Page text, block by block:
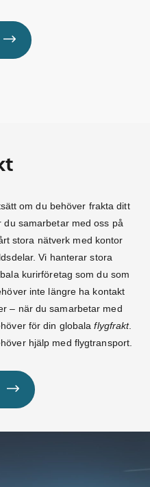
om du behöver frakta ditt
samarbetar med oss på
stora nätverk med kontor
Vi hanterar stora
kurirföretag som du som
inte längre ha kontakt
– när du samarbetar med
för din globalaflygfrakt.
hjälp med flygtransport.